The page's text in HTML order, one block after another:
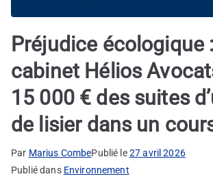
Préjudice écologique
cabinet Hélios
15 000 € des suites
de lisier dans un
Par Marius CombePublié le27 avril 2026
Publié dans Environnement